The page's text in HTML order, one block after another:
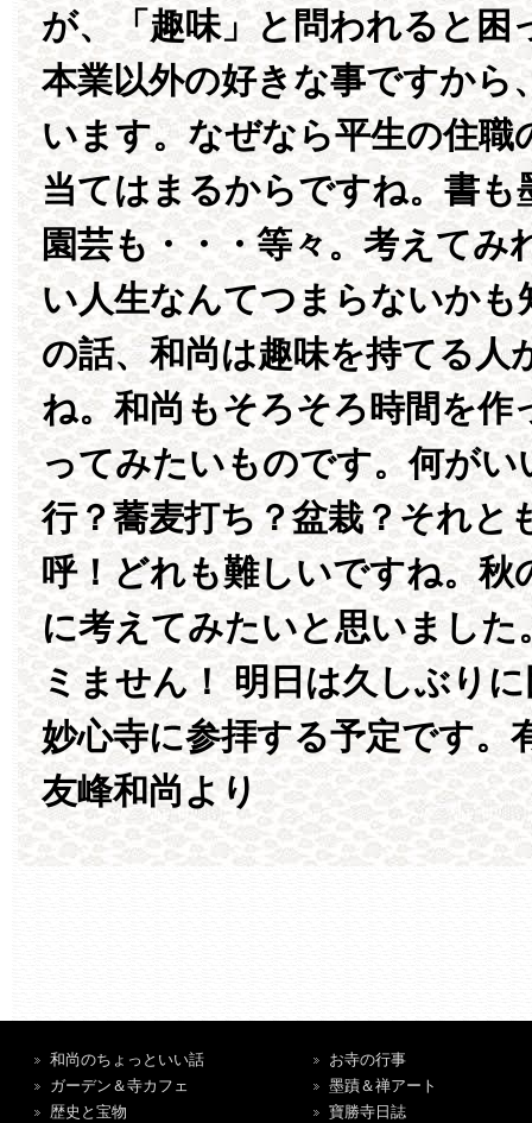
が、「趣味」と問われると困
本業以外の好きな事ですから
います。なぜなら平生の住職
当てはまるからですね。書も
園芸も・・・等々。考えてみ
い人生なんてつまらないかも
の話、和尚は趣味を持てる人
ね。和尚もそろそろ時間を作
ってみたいものです。何が
行？蕎麦打ち？盆栽？それと
呼！どれも難しいですね。秋
に考えてみたいと思いまし
ミません！ 明日は久しぶり
妙心寺に参拝する予定です。
友峰和尚より
和尚のちょっといい話
ガーデン＆寺カフェ
歴史と宝物
お寺の行事
墨蹟＆禅アート
寶勝寺日誌